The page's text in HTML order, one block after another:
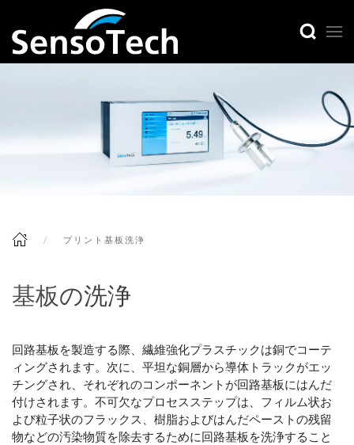
プリント基板洗浄
基板の洗浄
回路基板を製造する際、繊維強化プラスチックは銅でコーテ
ィングされます。次に、平坦な銅層から導体トラックがエッ
チングされ、それぞれのコンポーネントが回路基板にはんだ
付けされます。不可欠なプロセスステップは、フィルム状お
よび粒子状のフラックス、樹脂およびはんだペーストの残留
物などの汚染物質を除去するために回路基板を洗浄すること